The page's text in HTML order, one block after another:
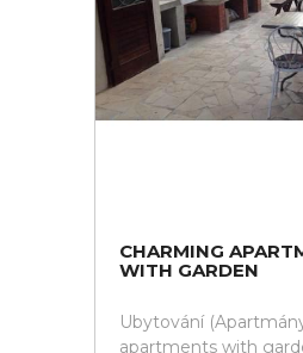
CHARMING
WITH GARDEN
Ubytování
apartments with